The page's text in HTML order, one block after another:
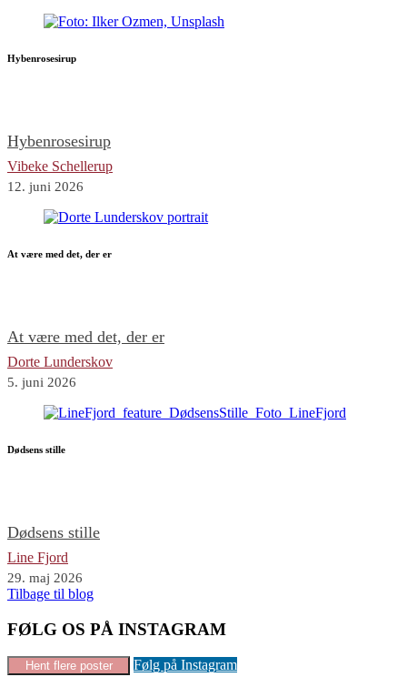
Hybenrosesirup
Hybenrosesirup
Vibeke Schellerup
12. juni 2026
At være med det, der er
At være med det, der er
Dorte Lunderskov
5. juni 2026
Dødsens stille
Dødsens stille
Line Fjord
29. maj 2026
Tilbage til blog
FØLG OS PÅ INSTAGRAM
Hent flere poster Følg på Instagram